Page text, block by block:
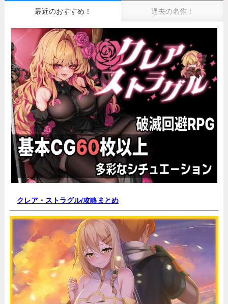
最近のおすすめ！ 過去の名作！
クレア・ストラグル/攻略まとめ